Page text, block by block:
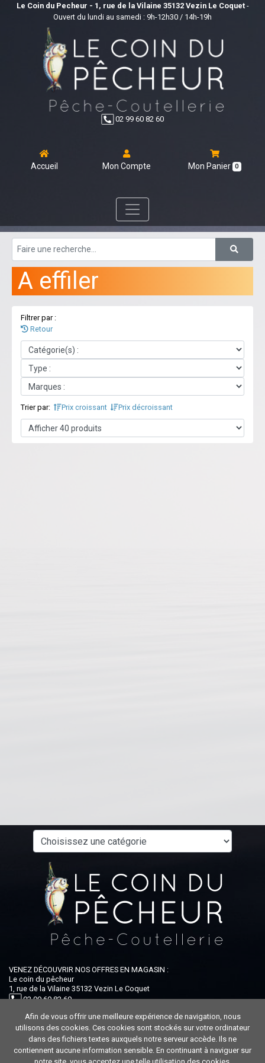
Le Coin du Pecheur - 1, rue de la Vilaine 35132 Vezin Le Coquet-
Ouvert du lundi au samedi : 9h-12h30 / 14h-19h
02 99 60 82 60
Accueil Mon Compte Mon Panier 0
A effiler
Filtrer par :
Retour
Trier par: Prix croissant Prix décroissant
VENEZ DÉCOUVRIR NOS OFFRES EN MAGASIN :
Le coin du pêcheur
1, rue de la Vilaine 35132 Vezin Le Coquet
02 99 60 82 60
Ouvert du lundi au samedi : 9h-12h30 / 14h-19h
Afin de vous offrir une meilleure expérience de navigation, nous
utilisons des cookies. Ces cookies sont stockés sur votre ordinateur
dans des fichiers textes auxquels notre serveur accède. Ils ne
contiennent aucune information sensible. En continuant à naviguer sur